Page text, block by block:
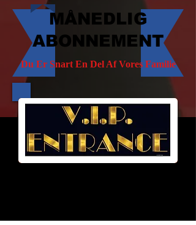
MÅNEDLIG
ABONNEMENT
Du Er Snart En Del Af Vores Familie